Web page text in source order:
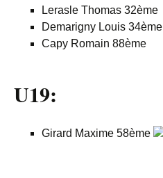
Lerasle Thomas 32ème
Demarigny Louis 34ème
Capy Romain 88ème
U19:
Girard Maxime 58ème